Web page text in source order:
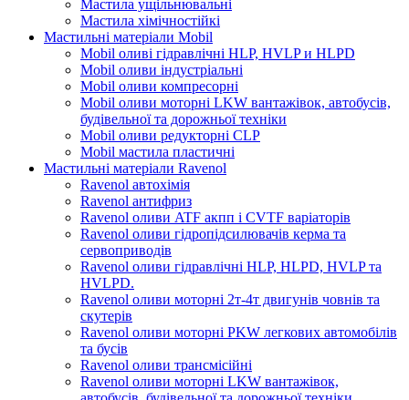
Мастила ущільнювальні
Мастила хімічностійкі
Мастильні матеріали Mobil
Mobil оливі гідравлічні HLP, HVLP и HLPD
Mobil оливи індустріальні
Mobil оливи компресорні
Mobil оливи моторні LKW вантажівок, автобусів,
будівельної та дорожньої техніки
Mobil оливи редукторні CLP
Mobil мастила пластичні
Мастильні матеріали Ravenol
Ravenol автохімія
Ravenol антифриз
Ravenol оливи ATF акпп і CVTF варіаторів
Ravenol оливи гідропідсилювачів керма та
сервоприводів
Ravenol оливи гідравлічні HLP, HLPD, HVLP та
HVLPD.
Ravenol оливи моторні 2т-4т двигунів човнів та
скутерів
Ravenol оливи моторні PKW легкових автомобілів
та бусів
Ravenol оливи трансмісійні
Ravenol оливи моторні LKW вантажівок,